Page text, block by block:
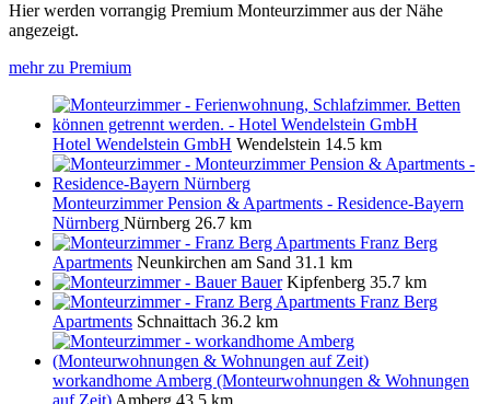
Hier werden vorrangig Premium Monteurzimmer aus der Nähe
angezeigt.
mehr zu Premium
Hotel Wendelstein GmbH Wendelstein 14.5 km
Monteurzimmer Pension & Apartments - Residence-Bayern
Nürnberg Nürnberg 26.7 km
Franz Berg
Apartments Neunkirchen am Sand 31.1 km
Bauer Kipfenberg 35.7 km
Franz Berg
Apartments Schnaittach 36.2 km
workandhome Amberg (Monteurwohnungen & Wohnungen